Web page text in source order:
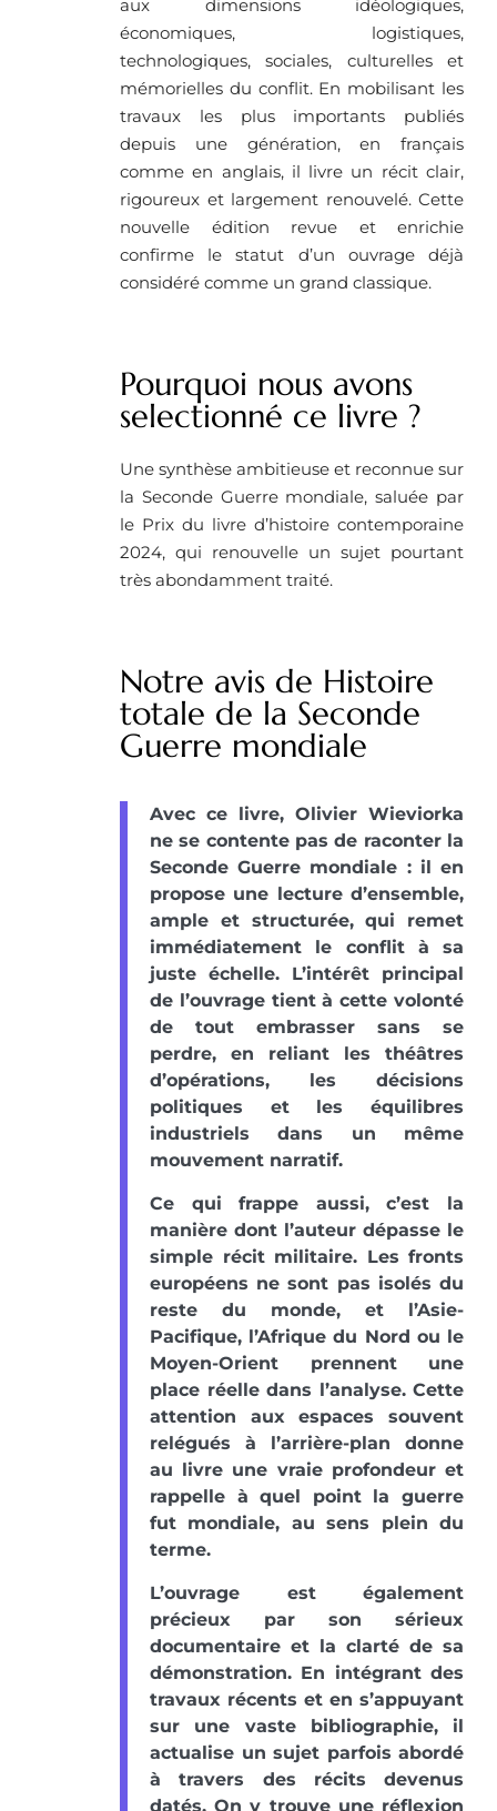
aux dimensions idéologiques,
économiques, logistiques,
technologiques, sociales, culturelles et
mémorielles du conflit. En mobilisant les
travaux les plus importants publiés
depuis une génération, en français
comme en anglais, il livre un récit clair,
rigoureux et largement renouvelé. Cette
nouvelle édition revue et enrichie
confirme le statut d’un ouvrage déjà
considéré comme un grand classique.
Pourquoi nous avons
selectionné ce livre ?
Une synthèse ambitieuse et reconnue sur
la Seconde Guerre mondiale, saluée par
le Prix du livre d’histoire contemporaine
2024, qui renouvelle un sujet pourtant
très abondamment traité.
Notre avis de Histoire
totale de la Seconde
Guerre mondiale
Avec ce livre, Olivier Wieviorka
ne se contente pas de raconter la
Seconde Guerre mondiale : il en
propose une lecture d’ensemble,
ample et structurée, qui remet
immédiatement le conflit à sa
juste échelle. L’intérêt principal
de l’ouvrage tient à cette volonté
de tout embrasser sans se
perdre, en reliant les théâtres
d’opérations, les décisions
politiques et les équilibres
industriels dans un même
mouvement narratif.
Ce qui frappe aussi, c’est la
manière dont l’auteur dépasse le
simple récit militaire. Les fronts
européens ne sont pas isolés du
reste du monde, et l’Asie-
Pacifique, l’Afrique du Nord ou le
Moyen-Orient prennent une
place réelle dans l’analyse. Cette
attention aux espaces souvent
relégués à l’arrière-plan donne
au livre une vraie profondeur et
rappelle à quel point la guerre
fut mondiale, au sens plein du
terme.
L’ouvrage est également
précieux par son sérieux
documentaire et la clarté de sa
démonstration. En intégrant des
travaux récents et en s’appuyant
sur une vaste bibliographie, il
actualise un sujet parfois abordé
à travers des récits devenus
datés. On y trouve une réflexion